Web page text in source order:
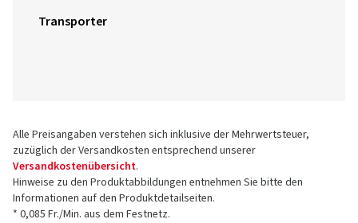
Transporter
Alle Preisangaben verstehen sich inklusive der Mehrwertsteuer,
zuzüglich der Versandkosten entsprechend unserer
Versandkostenübersicht.
Hinweise zu den Produktabbildungen entnehmen Sie bitte den
Informationen auf den Produktdetailseiten.
* 0,085 Fr./Min. aus dem Festnetz.